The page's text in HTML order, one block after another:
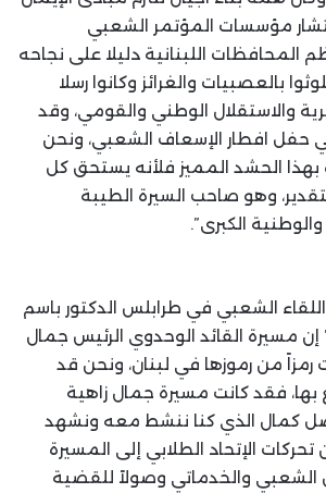
مؤسسات المؤتمر الشعبي
اللبنانية دليلا على نجاحه
بالعصبيات والغرائز وكانوا رسلا
والاستقلال الوطني والقومي، وقد
حفل افطار الإسعاف الشعبي، ونحن
بهذا الحشد المميز فلأنه يستحق كل
وهو صاحب السيرة الطيبة
والوطنية الكبرى”.
الشعبي في طرابلس الدكتور باسم
مسيرة القائد الوحدوي الرئيس جمال
رمزاً من رموزها في لبنان، ونحن قد
بها، فقد كانت مسيرة جمال زاهية
كمال الذي كنا ننشط معه ونشهد
تحركات الإتحاد الطلابي إلى المسيرة
الشعبي والخدماتي وصولاً للقضية